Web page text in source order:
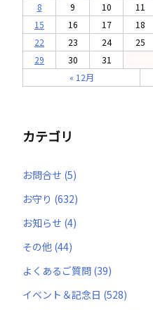
8
9 10 11
15
16 17 18
22
23 24 25
29
30
31
« 12月
カテゴリ
お問合せ (5)
お守り (632)
お知らせ (4)
その他 (44)
よくあるご質問 (39)
イベント＆記念日 (528)